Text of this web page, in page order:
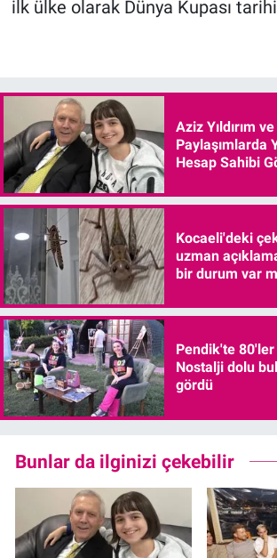
ilk ülke olarak Dünya Kupası
Aziz Yıldırım
Paylaşımlarda
Hesap Sahibi
Kocaeli'deki
uzman
bir durum var
Pendik'te 80'ler
Nostalji dolu
gördü
Bunlar da ilginizi çekebilir